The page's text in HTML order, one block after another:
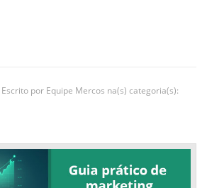
por Equipe Mercos na(s) categoria(s):